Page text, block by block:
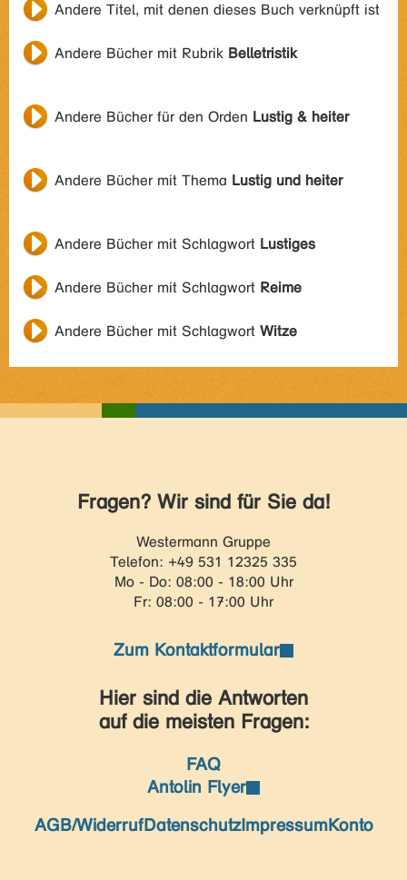
Andere Titel, mit denen dieses Buch verknüpft ist
Andere Bücher mit Rubrik Belletristik
Andere Bücher für den Orden Lustig & heiter
Andere Bücher mit Thema Lustig und heiter
Andere Bücher mit Schlagwort Lustiges
Andere Bücher mit Schlagwort Reime
Andere Bücher mit Schlagwort Witze